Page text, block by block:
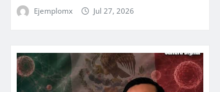
Ejemplomx Jul 27, 2026